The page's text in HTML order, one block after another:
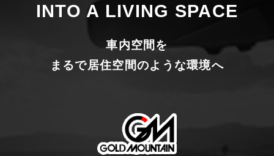
INTO A LIVING SPACE
車内空間を
まるで居住空間のような環境へ